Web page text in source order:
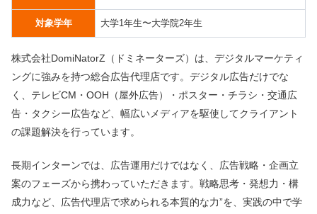
対象学年 大学1年生〜大学院2年生
株式会社DomiNatorZ（ドミネーターズ）は、デジタルマーケティ
ングに強みを持つ総合広告代理店です。デジタル広告だけでな
く、テレビCM・OOH（屋外広告）・ポスター・チラシ・交通広
告・タクシー広告など、幅広いメディアを駆使してクライアント
の課題解決を行っています。
長期インターンでは、広告運用だけではなく、広告戦略・企画立
案のフェーズから携わっていただきます。戦略思考・発想力・構
成力など、広告代理店で求められる本質的な力”を、実践の中で学